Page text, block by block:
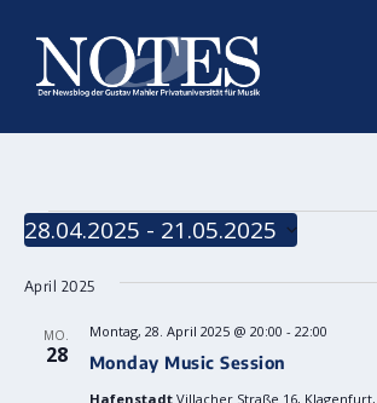
VERANSTALTUNGEN
28.04.2025 - 21.05.2025
wählen.
April 2025
MO.
28 Monday Music Session
Montag, 28. April 2025 @ 20:00 - 22:00
Hafenstadt Villacher Straße 16,